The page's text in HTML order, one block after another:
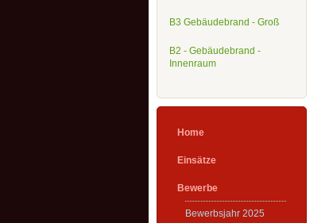
B3 Gebäudebrand - Groß
B2 - Gebäudebrand -
Innenraum
Home
Einsätze
Bewerbe
Bewerbsjahr 2025